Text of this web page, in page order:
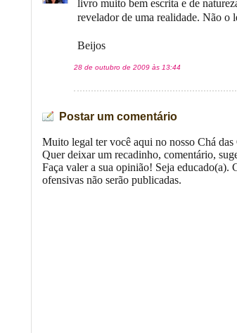
livro muito bem escrita e de
revelador de uma realidade. Não o
Beijos
28 de outubro de 2009 às 13:44
Postar um comentário
Muito legal ter você aqui no nosso Chá
Quer deixar um recadinho, comentário,
Faça valer a sua opinião! Seja educado(a).
ofensivas não serão publicadas.